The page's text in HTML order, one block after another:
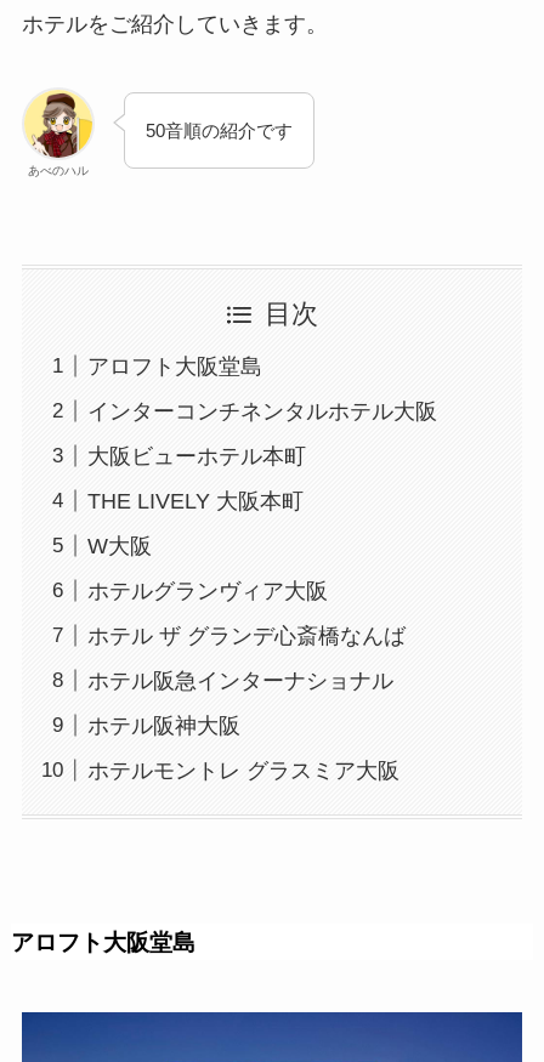
ホテルをご紹介していきます。
あべのハル
50音順の紹介です
目次
アロフト大阪堂島
インターコンチネンタルホテル大阪
大阪ビューホテル本町
THE LIVELY 大阪本町
W大阪
ホテルグランヴィア大阪
ホテル ザ グランデ心斎橋なんば
ホテル阪急インターナショナル
ホテル阪神大阪
ホテルモントレ グラスミア大阪
アロフト大阪堂島